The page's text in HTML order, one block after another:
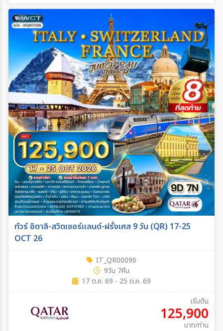
ทัวร์ อิตาลี-สวิตเซอร์แลนด์-ฝรั่งเศส 9 วัน (QR) 17-25
OCT 26
IT_QR00096
9วัน 7คืน
17 ต.ค. 69 - 25 ต.ค. 69
เริ่มต้น
125,900
บาท/ท่าน